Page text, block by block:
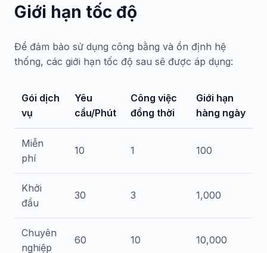
Giới hạn tốc độ
Để đảm bảo sử dụng công bằng và ổn định hệ
thống, các giới hạn tốc độ sau sẽ được áp dụng:
Gói dịch
vụ
Yêu
cầu/Phút
Công việc
đồng thời
Giới hạn
hàng ngày
Miễn
phí
10 1 100
Khởi
đầu
30 3 1,000
Chuyên
nghiệp
60 10 10,000